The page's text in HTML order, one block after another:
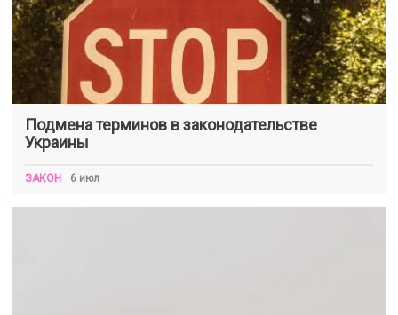
Подмена терминов в законодательстве
Украины
ЗАКОН 6 июл